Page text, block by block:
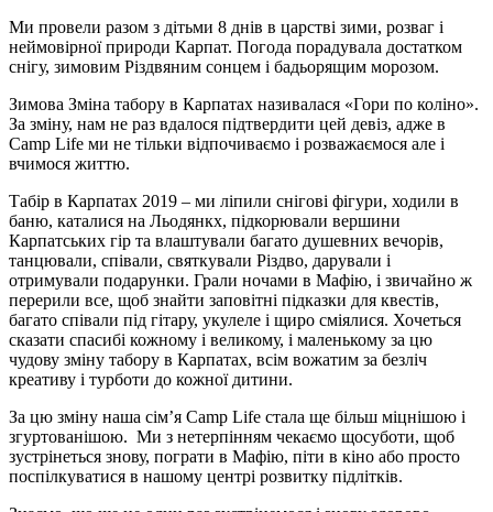
Ми провели разом з дітьми 8 днів в царстві зими, розваг і
неймовірної природи Карпат. Погода порадувала достатком
снігу, зимовим Різдвяним сонцем і бадьорящим морозом.
Зимова Зміна табору в Карпатах називалася «Гори по коліно».
За зміну, нам не раз вдалося підтвердити цей девіз, адже в
Camp Life ми не тільки відпочиваємо і розважаємося але і
вчимося життю.
Табір в Карпатах 2019 – ми ліпили снігові фігури, ходили в
баню, каталися на Льодянкх, підкорювали вершини
Карпатських гір та влаштували багато душевних вечорів,
танцювали, співали, святкували Різдво, дарували і
отримували подарунки. Грали ночами в Мафію, і звичайно ж
перерили все, щоб знайти заповітні підказки для квестів,
багато співали під гітару, укулеле і щиро сміялися. Хочеться
сказати спасибі кожному і великому, і маленькому за цю
чудову зміну табору в Карпатах, всім вожатим за безліч
креативу і турботи до кожної дитини.
За цю зміну наша сім’я Camp Life стала ще більш міцнішою і
згуртованішою. Ми з нетерпінням чекаємо щосуботи, щоб
зустрінеться знову, пограти в Мафію, піти в кіно або просто
поспілкуватися в нашому центрі розвитку підлітків.